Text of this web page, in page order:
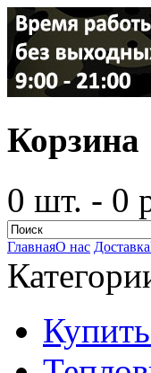
Корзина
0 шт. - 0
ГлавнаяО нас Доставка